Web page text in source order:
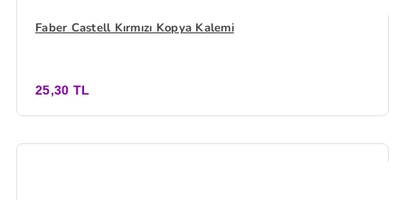
Faber Castell Kırmızı Kopya Kalemi
25,30 TL